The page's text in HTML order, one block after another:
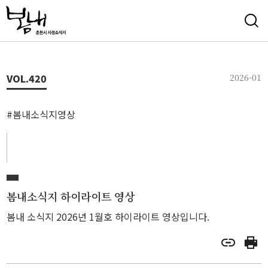
VOL.420 2026-01
#봄내소식지영상
봄내소식지 하이라이트 영상
봄내 소식지 2026년 1월호 하이라이트 영상입니다.